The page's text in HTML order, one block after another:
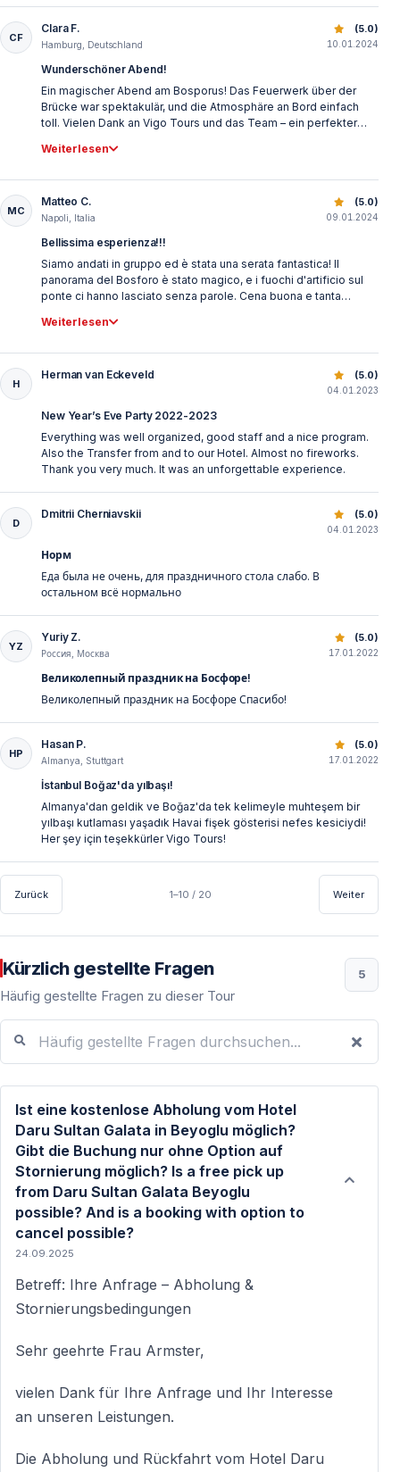
Silvesterparty auf dem Bosporus mit Abendessen und
CF
Clara F.
Hamburg, Deutschland
(5.0)
10.01.2024
Wunderschöner Abend!
Ein magischer Abend am Bosporus! Das Feuerwerk über der
Brücke war spektakulär, und die Atmosphäre an Bord einfach
toll. Vielen Dank an Vigo Tours und das Team – ein perfekter
Weiterlesen
Silvesterparty auf dem Bosporus mit Abendessen und
MC
Matteo C.
Napoli, Italia
(5.0)
09.01.2024
Bellissima esperienza!!!
Siamo andati in gruppo ed è stata una serata fantastica! Il
panorama del Bosforo è stato magico, e i fuochi d'artificio sul
ponte ci hanno lasciato senza parole. Cena buona e tanta
Weiterlesen
Silvesterparty auf dem Bosporus mit Abendessen und
H
Herman van Eckeveld (5.0)
04.01.2023
New Year’s Eve Party 2022-2023
Everything was well organized, good staff and a nice program.
Also the Transfer from and to our Hotel. Almost no fireworks.
Thank you very much. It was an unforgettable experience.
Silvesterparty auf dem Bosporus mit Abendessen und
D
Dmitrii Cherniavskii (5.0)
04.01.2023
Норм
Еда была не очень, для праздничного стола слабо. В
остальном всё нормально
Silvesterparty auf dem Bosporus mit Abendessen und
YZ
Yuriy Z.
Россия, Москва
(5.0)
17.01.2022
Великолепный праздник на Босфоре!
Великолепный праздник на Босфоре Спасибо!
Silvesterparty auf dem Bosporus mit Abendessen und
HP
Hasan P.
Almanya, Stuttgart
(5.0)
17.01.2022
İstanbul Boğaz'da yılbaşı!
Almanya'dan geldik ve Boğaz'da tek kelimeyle muhteşem bir
yılbaşı kutlaması yaşadık Havai fişek gösterisi nefes kesiciydi!
Her şey için teşekkürler Vigo Tours!
Zurück 1–10 / 20 Weiter
Kürzlich gestellte Fragen
Häufig gestellte Fragen zu dieser Tour
5
Ist eine kostenlose Abholung vom Hotel
Daru Sultan Galata in Beyoglu möglich?
Gibt die Buchung nur ohne Option auf
Stornierung möglich? Is a free pick up
from Daru Sultan Galata Beyoglu
possible? And is a booking with option to
cancel possible?
24.09.2025
Betreff: Ihre Anfrage – Abholung &
Stornierungsbedingungen
Sehr geehrte Frau Armster,
vielen Dank für Ihre Anfrage und Ihr Interesse
an unseren Leistungen.
Die Abholung und Rückfahrt vom Hotel Daru